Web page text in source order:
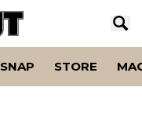
SNAP STORE